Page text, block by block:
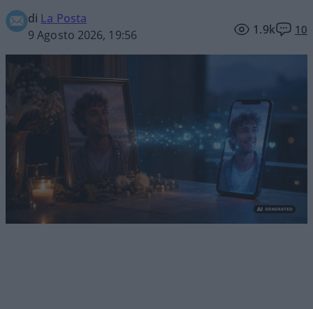
di La Posta
9 Agosto 2026, 19:56
1.9k 10